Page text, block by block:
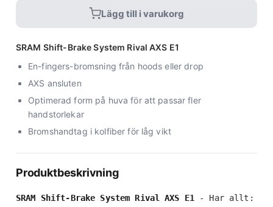
Lägg till i varukorg
SRAM Shift-Brake System Rival AXS E1
En-fingers-bromsning från hoods eller drop
AXS ansluten
Optimerad form på huva för att passar fler
handstorlekar
Bromshandtag i kolfiber för låg vikt
Produktbeskrivning
SRAM Shift-Brake System Rival AXS E1 - Har allt: